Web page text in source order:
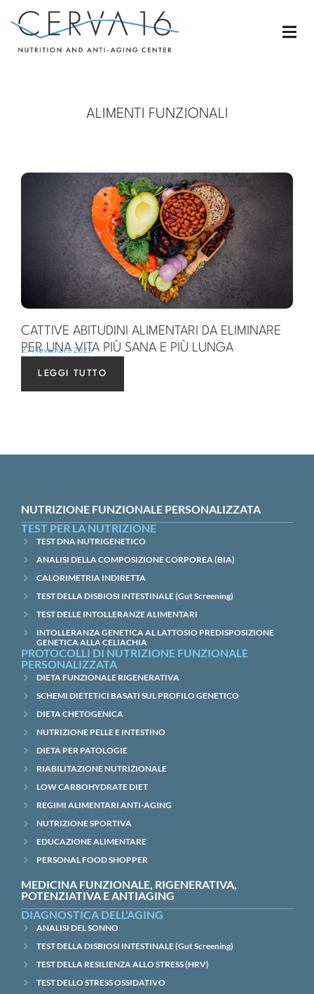
ALIMENTI FUNZIONALI
CATTIVE ABITUDINI ALIMENTARI DA ELIMINARE
PER UNA VITA PIÙ SANA E PIÙ LUNGA
27 Novembre 2025
LEGGI TUTTO
NUTRIZIONE FUNZIONALE PERSONALIZZATA
TEST PER LA NUTRIZIONE
TEST DNA NUTRIGENETICO
ANALISI DELLA COMPOSIZIONE CORPOREA (BIA)
CALORIMETRIA INDIRETTA
TEST DELLA DISBIOSI INTESTINALE (Gut Screening)
TEST DELLE INTOLLERANZE ALIMENTARI
INTOLLERANZA GENETICA AL LATTOSIO PREDISPOSIZIONE
GENETICA ALLA CELIACHIA
PROTOCOLLI DI NUTRIZIONE FUNZIONALE
PERSONALIZZATA
DIETA FUNZIONALE RIGENERATIVA
SCHEMI DIETETICI BASATI SUL PROFILO GENETICO
DIETA CHETOGENICA
NUTRIZIONE PELLE E INTESTINO
DIETA PER PATOLOGIE
RIABILITAZIONE NUTRIZIONALE
LOW CARBOHYDRATE DIET
REGIMI ALIMENTARI ANTI-AGING
NUTRIZIONE SPORTIVA
EDUCAZIONE ALIMENTARE
PERSONAL FOOD SHOPPER
MEDICINA FUNZIONALE, RIGENERATIVA,
POTENZIATIVA E ANTIAGING
DIAGNOSTICA DELL'AGING
ANALISI DEL SONNO
TEST DELLA DISBIOSI INTESTINALE (Gut Screening)
TEST DELLA RESILIENZA ALLO STRESS (HRV)
TEST DELLO STRESS OSSIDATIVO